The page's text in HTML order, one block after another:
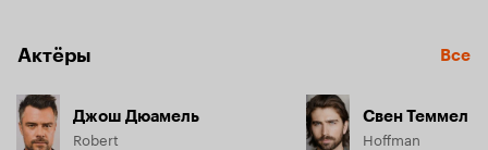
Актёры Все
Джош Дюамель
Robert
Свен Теммел
Hoffman